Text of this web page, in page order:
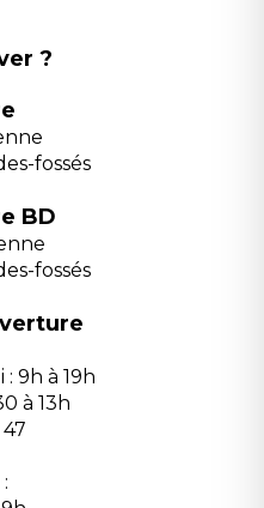
?
fossés
BD
fossés
9h à 19h
à 13h